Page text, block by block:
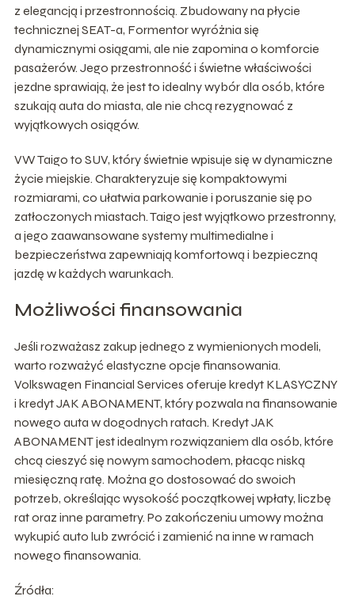
z elegancją i przestronnością. Zbudowany na płycie
technicznej SEAT-a, Formentor wyróżnia się
dynamicznymi osiągami, ale nie zapomina o komforcie
pasażerów. Jego przestronność i świetne właściwości
jezdne sprawiają, że jest to idealny wybór dla osób, które
szukają auta do miasta, ale nie chcą rezygnować z
wyjątkowych osiągów.
VW Taigo to SUV, który świetnie wpisuje się w dynamiczne
życie miejskie. Charakteryzuje się kompaktowymi
rozmiarami, co ułatwia parkowanie i poruszanie się po
zatłoczonych miastach. Taigo jest wyjątkowo przestronny,
a jego zaawansowane systemy multimedialne i
bezpieczeństwa zapewniają komfortową i bezpieczną
jazdę w każdych warunkach.
Możliwości finansowania
Jeśli rozważasz zakup jednego z wymienionych modeli,
warto rozważyć elastyczne opcje finansowania.
Volkswagen Financial Services oferuje kredyt KLASYCZNY
i kredyt JAK ABONAMENT, który pozwala na finansowanie
nowego auta w dogodnych ratach. Kredyt JAK
ABONAMENT jest idealnym rozwiązaniem dla osób, które
chcą cieszyć się nowym samochodem, płacąc niską
miesięczną ratę. Można go dostosować do swoich
potrzeb, określając wysokość początkowej wpłaty, liczbę
rat oraz inne parametry. Po zakończeniu umowy można
wykupić auto lub zwrócić i zamienić na inne w ramach
nowego finansowania.
Źródła: